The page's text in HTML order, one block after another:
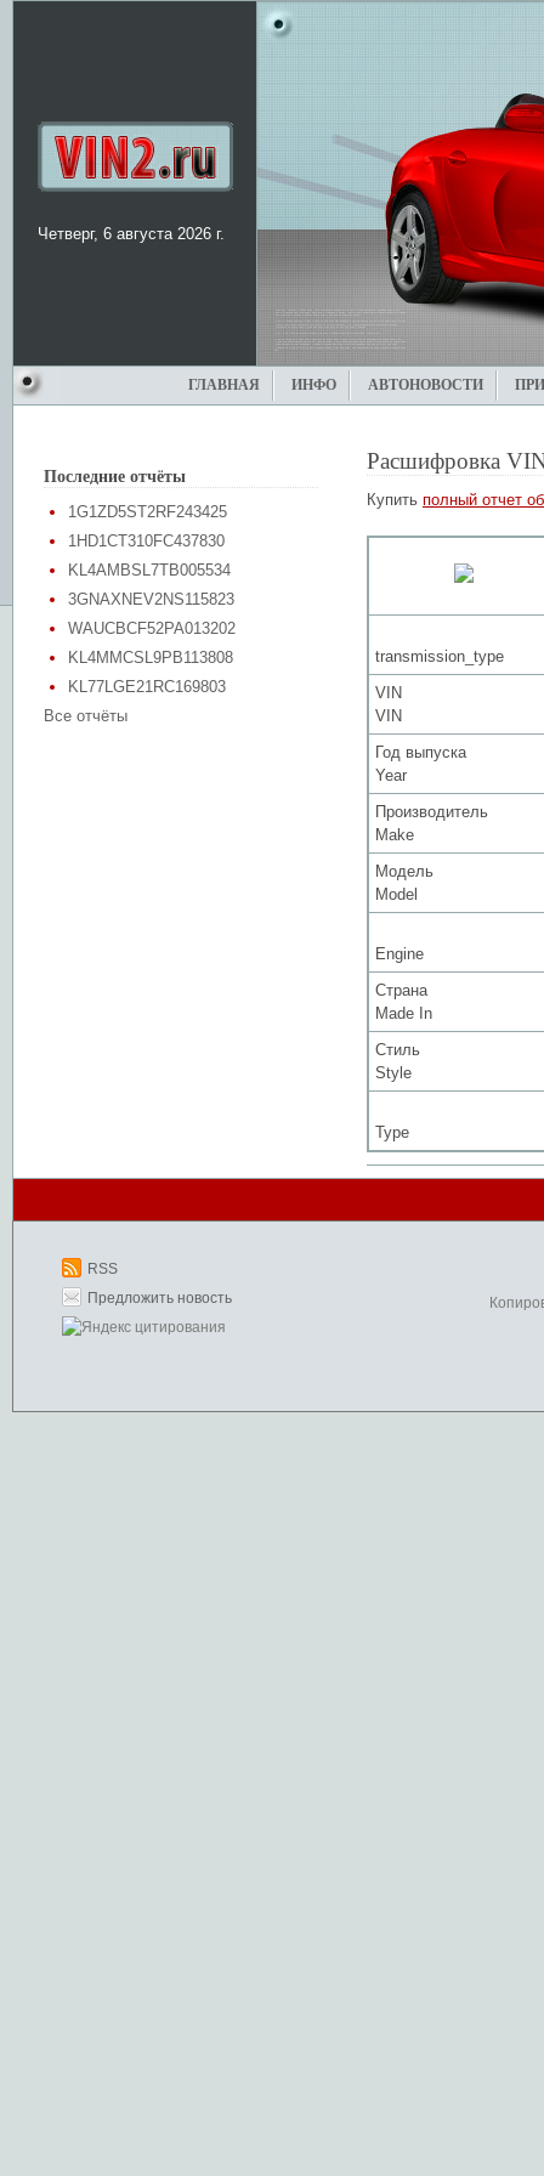
Четверг, 6 августа 2026 г.
ГЛАВНАЯ ИНФО АВТОНОВОСТИ
Последние отчёты
1G1ZD5ST2RF243425
1HD1CT310FC437830
KL4AMBSL7TB005534
3GNAXNEV2NS115823
WAUCBCF52PA013202
KL4MMCSL9PB113808
KL77LGE21RC169803
Все отчёты
Расшифровка
Купить полный отчет
transmission_type
VIN
VIN
Год выпуска
Year
Производитель
Make
Модель
Model
Engine
Страна
Made In
Стиль
Style
Type
RSS
Предложить новость